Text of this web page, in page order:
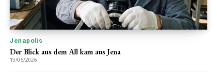
Jenapolis
Der Blick aus dem All kam aus Jena
19/06/2026